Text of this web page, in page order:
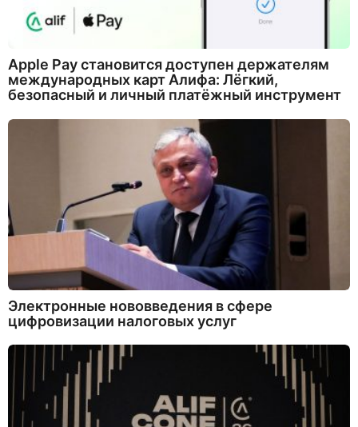
Apple Pay становится доступен держателям
международных карт Алифа: Лёгкий,
безопасный и личный платёжный инструмент
Электронные нововведения в сфере
цифровизации налоговых услуг